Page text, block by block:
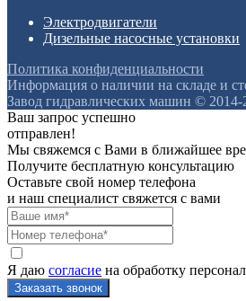
Электродвигатели
Дизельные насосные установки
Политика конфиденциальности
Информация о наличии на складе и
Завод гидравлических машин ©
Ваш запрос успешно
отправлен!
Мы свяжемся с Вами в ближайшее
Получите бесплатную консультацию
Оставьте свой номер телефона
и наш специалист свяжется с вами
Я даю согласие на обработку